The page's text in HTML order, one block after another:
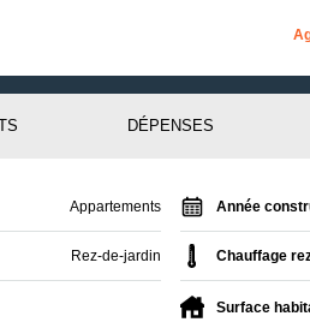
DÉPENSES
Appartements Année
Rez-de-jardin Chauffage
Surface